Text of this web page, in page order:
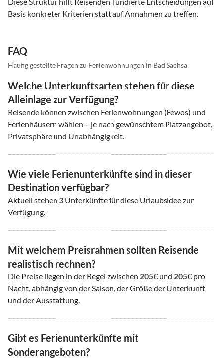
Basis konkreter Kriterien statt auf Annahmen zu treffen.
FAQ
Häufig gestellte Fragen zu Ferienwohnungen in Bad Sachsa
Welche Unterkunftsarten stehen für diese
Alleinlage zur Verfügung?
Reisende können zwischen Ferienwohnungen (Fewos) und
Ferienhäusern wählen – je nach gewünschtem Platzangebot,
Privatsphäre und Unabhängigkeit.
Wie viele Ferienunterkünfte sind in dieser
Destination verfügbar?
Aktuell stehen 3 Unterkünfte für diese Urlaubsidee zur
Verfügung.
Mit welchem Preisrahmen sollten Reisende
realistisch rechnen?
Die Preise liegen in der Regel zwischen 205€ und 205€ pro
Nacht, abhängig von der Saison, der Größe der Unterkunft
und der Ausstattung.
Gibt es Ferienunterkünfte mit
Sonderangeboten?